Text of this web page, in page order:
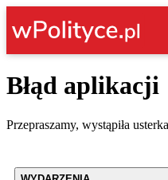
Błąd aplikacji
Przepraszamy, wystąpiła